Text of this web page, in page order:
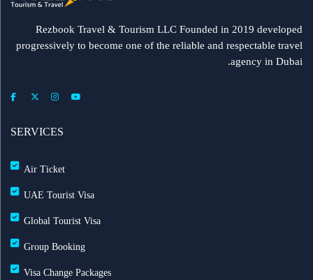
فلاي دبي: تأخير بعض الرحلات بسبب الأحوال الجوية
عرض طيران الإمارات إلى دبي | عشاء بحري وزيارة فنية
طيران الإمارات تشغّل رحلاتها إلى بغداد
طيران الإمارات تطلق بطاقة إيميريتس آسيا باس لرحلات
متعددة
Rezbook Travel & Tourism LLC Founded in 2019 developed
progressively to become one of the reliable and respectable travel
agency in Dubai.
SERVICES
Air Ticket
UAE Tourist Visa
Global Tourist Visa
Group Booking
Visa Change Packages